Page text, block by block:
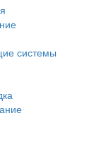
системы